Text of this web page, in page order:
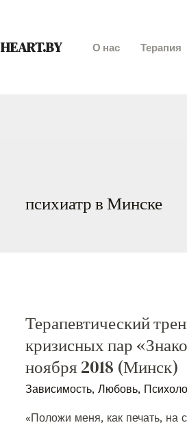
HEART.BY О нас Терапия
психиатр в Минске
Терапевтический
кризисных пар
ноября 2018 (Минск)
Зависимость, Любовь,
«Положи меня, как печать, на